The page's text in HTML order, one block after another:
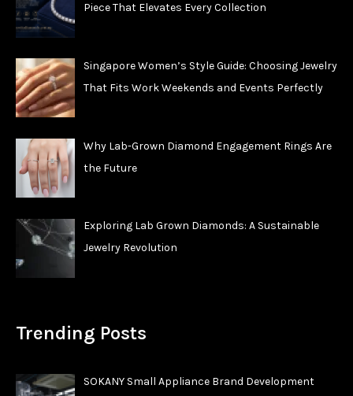
Piece That Elevates Every Collection
Singapore Women’s Style Guide: Choosing Jewelry
That Fits Work Weekends and Events Perfectly
Why Lab-Grown Diamond Engagement Rings Are
the Future
Exploring Lab Grown Diamonds: A Sustainable
Jewelry Revolution
Trending Posts
SOKANY Small Appliance Brand Development